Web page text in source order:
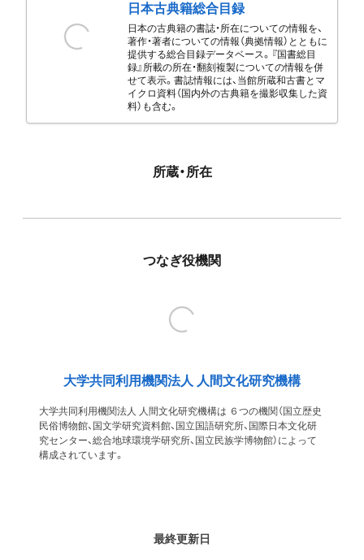
日本古典籍総合目録
日本の古典籍の書誌・所在についての情報を、
著作・著者についての情報（典拠情報）とともに
提供する総合目録データベース。『国書総目
録』所載の所在・翻刻複製についての情報を併
せて表示。書誌情報には、当館所蔵和古書とマ
イクロ資料（国内外の古典籍を撮影収集した資
料）も含む。
所蔵・所在
つなぎ役機関
大学共同利用機関法人 人間文化研究機構
大学共同利用機関法人 人間文化研究機構は ６つの機関（国立歴史
民俗博物館、国文学研究資料館、国立国語研究所、国際日本文化研
究センター、総合地球環境学研究所、国立民族学博物館）によって
構成されています。
最終更新日